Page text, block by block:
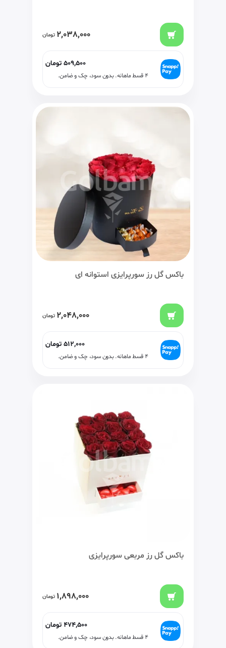
2,038,000 تومان
509,500 تومان
۴ قسط ماهانه. بدون سود، چک و ضامن.
باکس گل رز سورپرایزی استوانه ای
2,048,000 تومان
512,000 تومان
۴ قسط ماهانه. بدون سود، چک و ضامن.
باکس گل رز مربعی سورپرایزی
1,898,000 تومان
474,500 تومان
۴ قسط ماهانه. بدون سود، چک و ضامن.